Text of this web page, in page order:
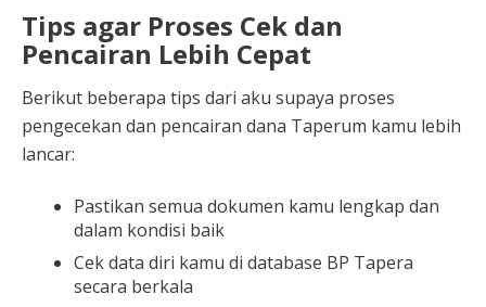
Tips agar Proses Cek dan
Pencairan Lebih Cepat
Berikut beberapa tips dari aku supaya proses
pengecekan dan pencairan dana Taperum kamu lebih
lancar:
Pastikan semua dokumen kamu lengkap dan
dalam kondisi baik
Cek data diri kamu di database BP Tapera
secara berkala